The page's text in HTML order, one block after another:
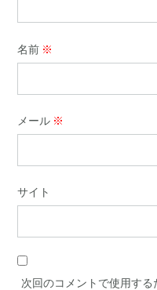
名前 ※
メール ※
サイト
次回のコメントで使用す